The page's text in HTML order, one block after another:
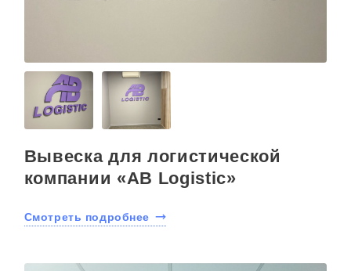
Вывеска для логистической
компании «AB Logistic»
Смотреть подробнее